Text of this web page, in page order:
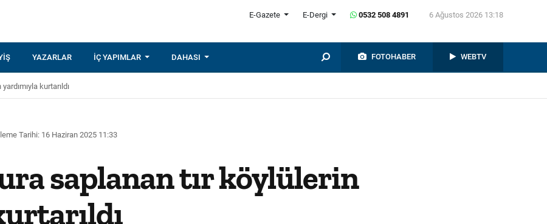
E-Gazete E-Dergi 0532 508 4891 6 Ağustos 2026 13:18
YAZARLAR İÇ YAPIMLAR DAHASI FOTOHABER WEBTV
kurtarıldı
Tarihi: 16 Haziran 2025 11:33
saplanan tır köylülerin